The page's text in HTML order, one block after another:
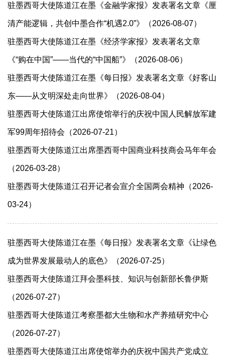
驻墨西哥大使陈道江在墨《金融学家报》发表署名文章《厘
清产能逻辑，共创中墨合作“机遇2.0”》（2026-08-07）
驻墨西哥大使陈道江在墨《经济学家报》发表署名文章
《“购在中国”——当代的“中国船”》（2026-08-06）
驻墨西哥大使陈道江在墨《每日报》发表署名文章《好客山
东——从文明深处走向世界》（2026-08-04）
驻墨西哥大使陈道江出席使馆举行的庆祝中国人民解放军建
军99周年招待会（2026-07-21）
驻墨西哥大使陈道江出席墨西哥中国商业科技商会马年年会
（2026-03-28）
驻墨西哥大使陈道江召开记者会宣介全国两会精神（2026-
03-24）
驻墨西哥大使陈道江在墨《每日报》发表署名文章《让绿色
成为世界发展最动人的底色》（2026-07-25）
驻墨西哥大使陈道江拜会墨科技、知识与创新部长鲁伊斯
（2026-07-27）
驻墨西哥大使陈道江考察墨都大生物和水产养殖研究中心
（2026-07-27）
驻墨西哥大使陈道江出席使馆举办的庆祝中国共产党成立